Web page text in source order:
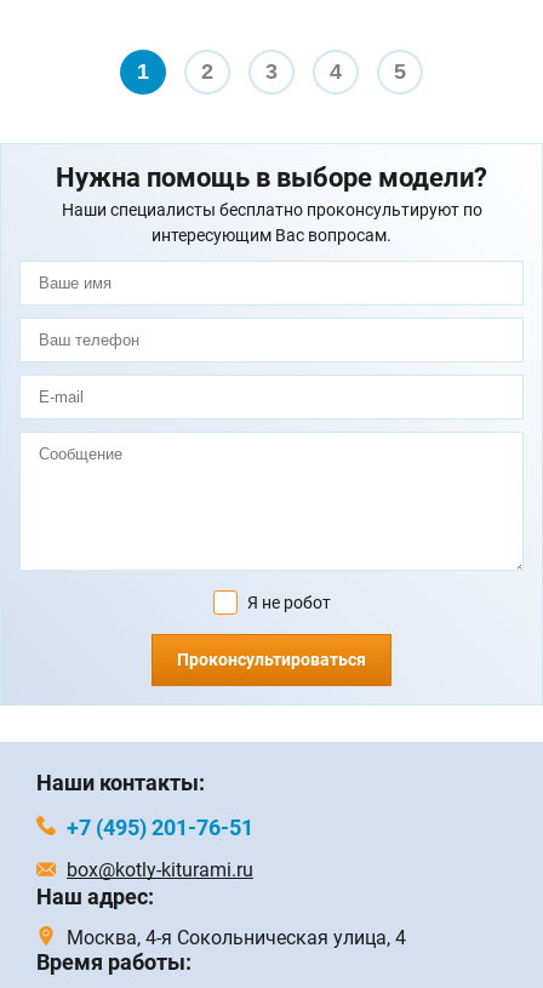
1 2 3 4 5
Нужна помощь в выборе модели?
Наши специалисты бесплатно проконсультируют по
интересующим Вас вопросам.
Я не робот
Проконсультироваться
Наши контакты:
+7 (495) 201-76-51
box@kotly-kiturami.ru
Наш адрес:
Москва, 4-я Сокольническая улица, 4
Время работы: